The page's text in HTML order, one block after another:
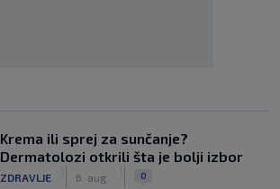
Krema ili sprej za sunčanje?
Dermatolozi otkrili šta je bolji izbor
ZDRAVLJE 6. aug. 0